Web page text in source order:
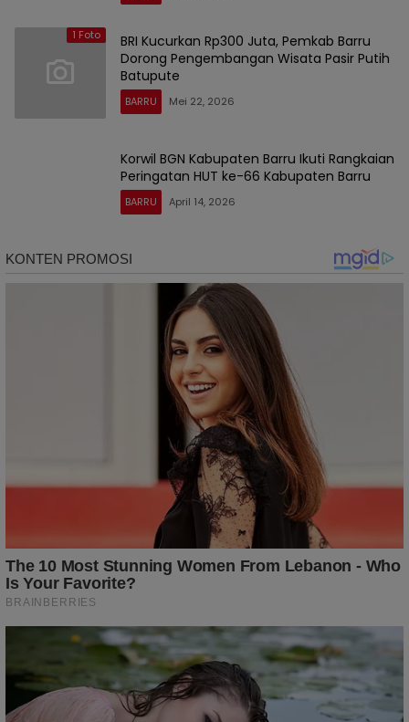
1 Foto
BRI Kucurkan Rp300 Juta, Pemkab Barru
Dorong Pengembangan Wisata Pasir Putih
Batupute
BARRU Mei 22, 2026
Korwil BGN Kabupaten Barru Ikuti Rangkaian
Peringatan HUT ke-66 Kabupaten Barru
BARRU April 14, 2026